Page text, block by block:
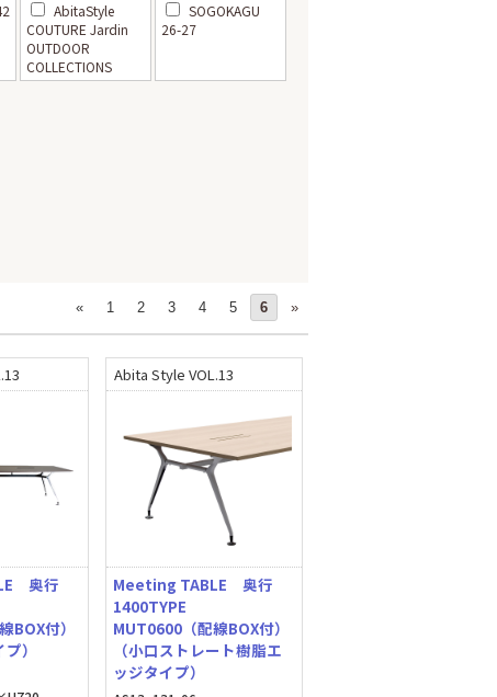
AbitaStyle
COUTURE Jardin
OUTDOOR
COLLECTIONS
SOGOKAGU
26-27
« 1 2 3 4 5 6 »
奥行
BOX付）
）
Abita Style VOL.13
Meeting TABLE 奥行
1400TYPE
MUT0600（配線BOX付）
（小口ストレート樹脂エ
ッジタイプ）